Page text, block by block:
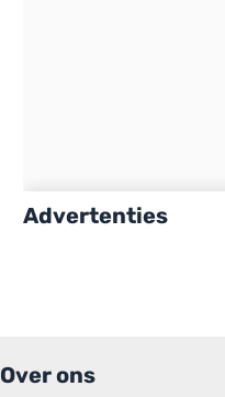
Advertenties
Over ons